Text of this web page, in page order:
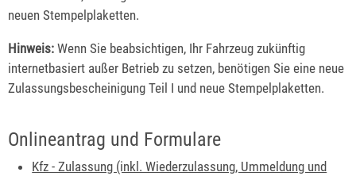
neuen Stempelplaketten.
Hinweis: Wenn Sie beabsichtigen, Ihr Fahrzeug zukünftig
internetbasiert außer Betrieb zu setzen, benötigen Sie eine neue
Zulassungsbescheinigung Teil I und neue Stempelplaketten.
Onlineantrag und Formulare
Kfz - Zulassung (inkl. Wiederzulassung, Ummeldung und